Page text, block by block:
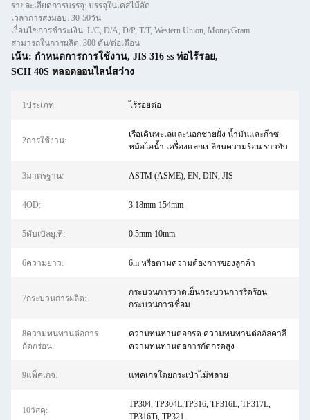
รายละเอียดการบรรจุ: บรรจุในเคสไม้อัด
เวลาการส่งมอบ: 30-50วัน
เงื่อนไขการชำระเงิน: L/C, D/A, D/P, T/T, Western Union, MoneyGram
สามารถในการผลิต: 300 ตัน/ต่อเดือน
เน้น: กําหนดการการใช้งาน, JIS 316 ss ท่อไร้รอย,
SCH 40S หลอดออนไลน์สว่าง
1ประเภท: ไร้รอยต่อ
2การใช้งาน:
เรือเดินทะเลและนอกชายฝั่ง น้ำมันและก๊าซ
หม้อไอน้ำ เครื่องแลกเปลี่ยนความร้อน ราวจับ
3มาตรฐาน: ASTM (ASME), EN, DIN, JIS
4OD: 3.18mm-154mm
5ดับเบิลยู.ที: 0.5mm-10mm
6ความยาว: 6m หรือตามความต้องการของลูกค้า
7กระบวนการผลิต:
กระบวนการวาดเย็นกระบวนการรีดร้อน
กระบวนการเชื่อม
8ความทนทานต่อการ
กัดกร่อน:
ความทนทานต่อกรด ความทนทานต่ออัลคาลี
ความทนทานต่อการกัดกรดสูง
9แพ็คเกจ: แพคเกจโดยกระเป๋าไม้พลาย
10วัสดุ:
TP304, TP304L,TP316, TP316L, TP317L,
TP316Ti, TP321